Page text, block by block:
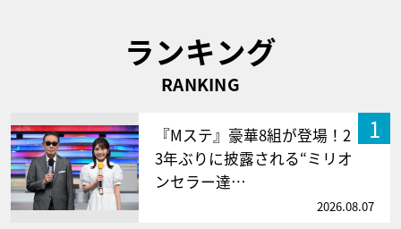
ランキング
RANKING
1
『Mステ』豪華8組が登場！2
3年ぶりに披露される“ミリオ
ンセラー達…
2026.08.07